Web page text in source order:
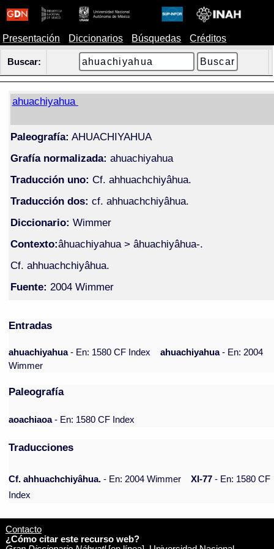
Presentación Diccionarios Búsquedas Créditos
Buscar:
ahuachiyahua
Paleografía: AHUACHIYAHUA
Grafía normalizada: ahuachiyahua
Traducción uno: Cf. ahhuachchiyâhua.
Traducción dos: cf. ahhuachchiyâhua.
Diccionario: Wimmer
Contexto:âhuachiyahua > âhuachiyâhua-.
Cf. ahhuachchiyâhua.
Fuente: 2004 Wimmer
Entradas
ahuachiyahua- En: 1580 CF Index ahuachiyahua- En: 2004
Wimmer
Paleografía
aoachiaoa- En: 1580 CF Index
Traducciones
Cf. ahhuachchiyâhua. - En: 2004 Wimmer XI-77 - En: 1580 CF
Index
Contacto
¿Cómo citar este recurso web?